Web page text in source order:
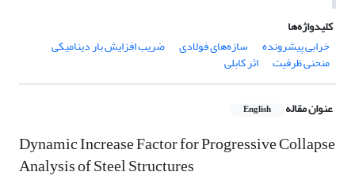
کلیدواژه‌ها
خرابی پیشرونده
سازه‌های فولادی ضریب افزایش بار دینامیکی
منحنی ظرفیت اثر کابلی
عنوان مقاله English
Dynamic Increase Factor for Progressive Collapse
Analysis of Steel Structures